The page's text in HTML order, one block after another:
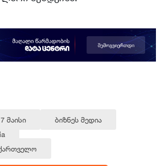
7 მაისი
ბიზნეს მედია